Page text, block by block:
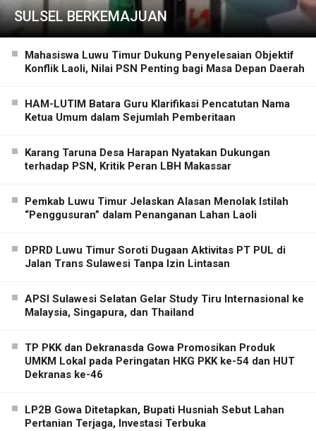
SULSEL BERKEMAJUAN
Mahasiswa Luwu Timur Dukung Penyelesaian Objektif
Konflik Laoli, Nilai PSN Penting bagi Masa Depan Daerah
HAM-LUTIM Batara Guru Klarifikasi Pencatutan Nama
Ketua Umum dalam Sejumlah Pemberitaan
Karang Taruna Desa Harapan Nyatakan Dukungan
terhadap PSN, Kritik Peran LBH Makassar
Pemkab Luwu Timur Jelaskan Alasan Menolak Istilah
“Penggusuran” dalam Penanganan Lahan Laoli
DPRD Luwu Timur Soroti Dugaan Aktivitas PT PUL di
Jalan Trans Sulawesi Tanpa Izin Lintasan
APSI Sulawesi Selatan Gelar Study Tiru Internasional ke
Malaysia, Singapura, dan Thailand
TP PKK dan Dekranasda Gowa Promosikan Produk
UMKM Lokal pada Peringatan HKG PKK ke-54 dan HUT
Dekranas ke-46
LP2B Gowa Ditetapkan, Bupati Husniah Sebut Lahan
Pertanian Terjaga, Investasi Terbuka